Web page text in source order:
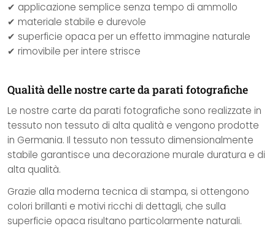
✔ applicazione semplice senza tempo di ammollo
✔ materiale stabile e durevole
✔ superficie opaca per un effetto immagine naturale
✔ rimovibile per intere strisce
Qualità delle nostre carte da parati fotografiche
Le nostre carte da parati fotografiche sono realizzate in
tessuto non tessuto di alta qualità e vengono prodotte
in Germania. Il tessuto non tessuto dimensionalmente
stabile garantisce una decorazione murale duratura e di
alta qualità.
Grazie alla moderna tecnica di stampa, si ottengono
colori brillanti e motivi ricchi di dettagli, che sulla
superficie opaca risultano particolarmente naturali.